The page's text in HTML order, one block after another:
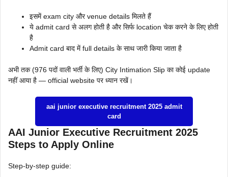
इसमें exam city और venue details मिलते हैं
ये admit card से अलग होती है और सिर्फ location चेक करने के लिए होती
है
Admit card बाद में full details के साथ जारी किया जाता है
अभी तक (976 पदों वाली भर्ती के लिए) City Intimation Slip का कोई update
नहीं आया है — official website पर ध्यान रखें।
aai junior executive recruitment 2025 admit
card
AAI Junior Executive Recruitment 2025
Steps to Apply Online
Step-by-step guide: